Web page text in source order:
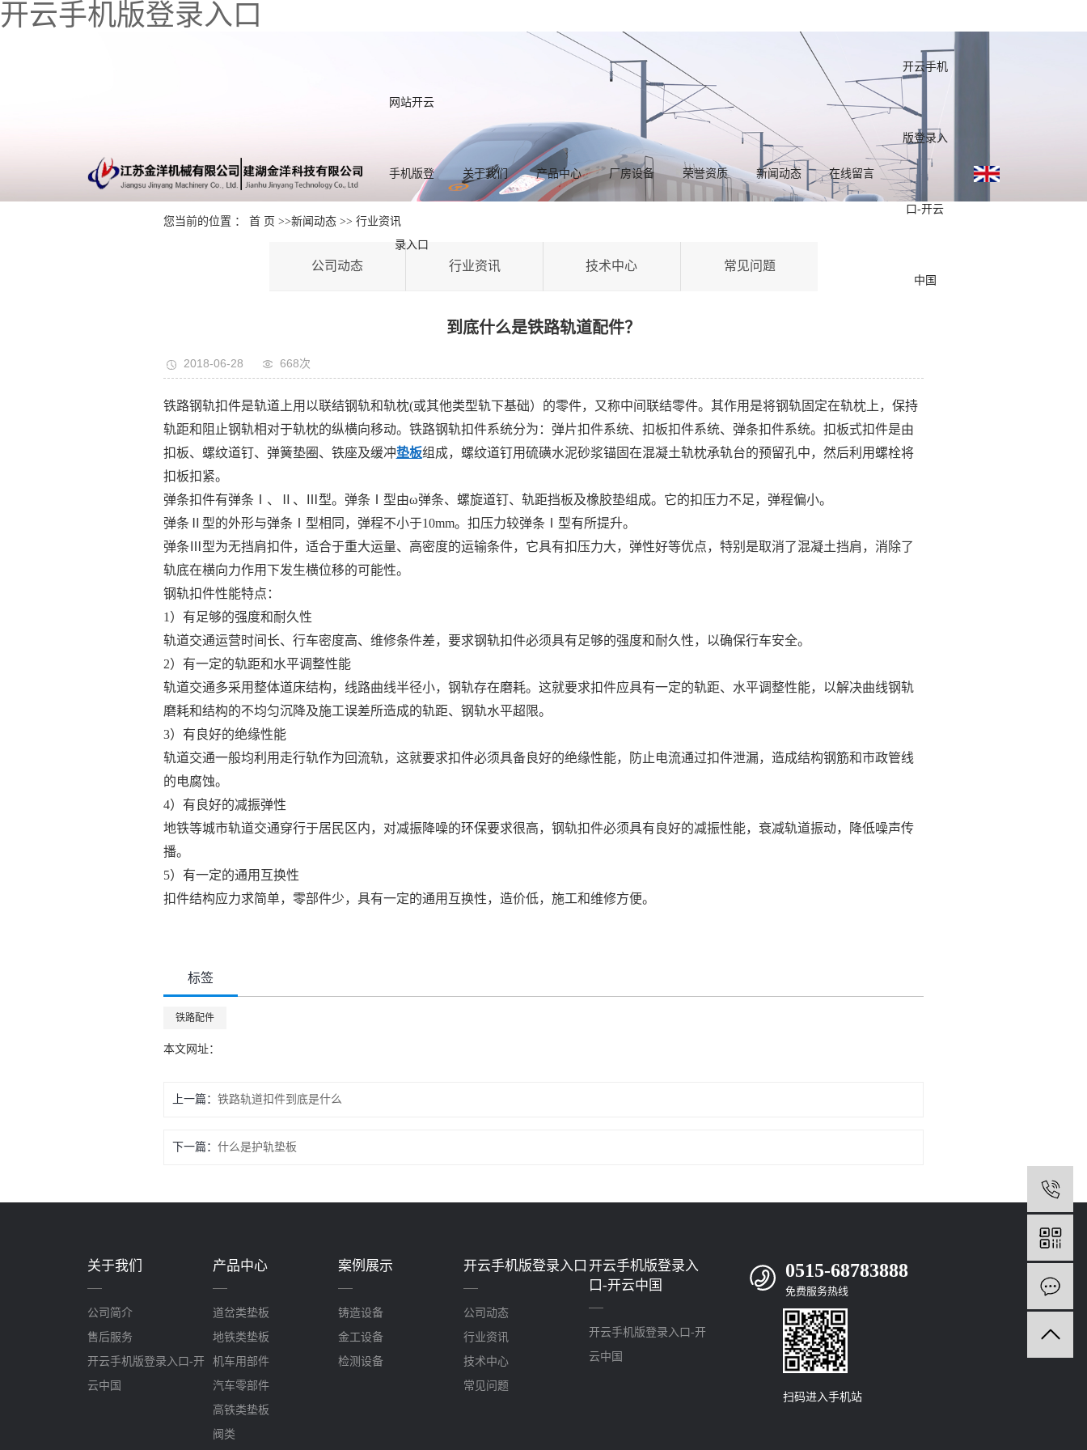
开云手机版登录入口
网站开云
手机版登
录入口
关于我们 产品中心 厂房设备 荣誉资质 新闻动态 在线留言
开云手机
版登录入
口-开云
中国
您当前的位置 ： 首 页 >>新闻动态>> 行业资讯
公司动态 行业资讯 技术中心 常见问题
到底什么是铁路轨道配件？
2018-06-28 668次
铁路钢轨扣件是轨道上用以联结钢轨和轨枕(或其他类型轨下基础）的零件，又称中间联结零件。其作用是将钢轨固定在轨枕上，保持
轨距和阻止钢轨相对于轨枕的纵横向移动。铁路钢轨扣件系统分为：弹片扣件系统、扣板扣件系统、弹条扣件系统。扣板式扣件是由
扣板、螺纹道钉、弹簧垫圈、铁座及缓冲垫板组成，螺纹道钉用硫磺水泥砂浆锚固在混凝土轨枕承轨台的预留孔中，然后利用螺栓将
扣板扣紧。
弹条扣件有弹条Ⅰ、Ⅱ、Ⅲ型。弹条Ⅰ型由ω弹条、螺旋道钉、轨距挡板及橡胶垫组成。它的扣压力不足，弹程偏小。
弹条Ⅱ型的外形与弹条Ⅰ型相同，弹程不小于10mm。扣压力较弹条Ⅰ型有所提升。
弹条Ⅲ型为无挡肩扣件，适合于重大运量、高密度的运输条件，它具有扣压力大，弹性好等优点，特别是取消了混凝土挡肩，消除了
轨底在横向力作用下发生横位移的可能性。
钢轨扣件性能特点：
1）有足够的强度和耐久性
轨道交通运营时间长、行车密度高、维修条件差，要求钢轨扣件必须具有足够的强度和耐久性，以确保行车安全。
2）有一定的轨距和水平调整性能
轨道交通多采用整体道床结构，线路曲线半径小，钢轨存在磨耗。这就要求扣件应具有一定的轨距、水平调整性能，以解决曲线钢轨
磨耗和结构的不均匀沉降及施工误差所造成的轨距、钢轨水平超限。
3）有良好的绝缘性能
轨道交通一般均利用走行轨作为回流轨，这就要求扣件必须具备良好的绝缘性能，防止电流通过扣件泄漏，造成结构钢筋和市政管线
的电腐蚀。
4）有良好的减振弹性
地铁等城市轨道交通穿行于居民区内，对减振降噪的环保要求很高，钢轨扣件必须具有良好的减振性能，衰减轨道振动，降低噪声传
播。
5）有一定的通用互换性
扣件结构应力求简单，零部件少，具有一定的通用互换性，造价低，施工和维修方便。
标签
铁路配件
本文网址：
上一篇： 铁路轨道扣件到底是什么
下一篇： 什么是护轨垫板
关于我们
公司简介
售后服务
开云手机版登录入口-开
云中国
产品中心
道岔类垫板
地铁类垫板
机车用部件
汽车零部件
高铁类垫板
阀类
案例展示
铸造设备
金工设备
检测设备
开云手机版登录入口
公司动态
行业资讯
技术中心
常见问题
开云手机版登录入
口-开云中国
开云手机版登录入口-开
云中国
0515-68783888
免费服务热线
扫码进入手机站